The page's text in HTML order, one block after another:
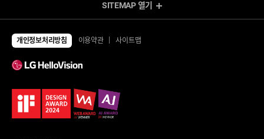
전체상품
에어컨
냉난방기/선풍기
가습기
업소용 에어컨
TV
SITEMAP열기
개인정보처리방침 이용약관 사이트맵